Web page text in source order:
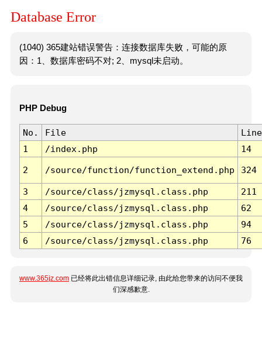
Database Error
(1040) 365建站错误警告：连接数据库失败，可能的原
因：1、数据库密码不对; 2、mysql未启动。
PHP Debug
No. File
Line
1
/index.php 14
2 /source/function/function_extend.php 324
3 /source/class/jzmysql.class.php
211
4
/source/class/jzmysql.class.php
62
5
/source/class/jzmysql.class.php
94
6
/source/class/jzmysql.class.php 76
www.365jz.com 已经将此出错信息详细记录, 由此给您带来的访问不便我
们深感歉意.